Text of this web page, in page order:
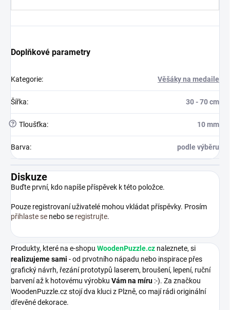
Doplňkové parametry
Kategorie: Věšáky na medaile
Šířka: 30 - 70 cm
? Tloušťka: 10 mm
Barva: podle výběru
Diskuze
Buďte první, kdo napíše příspěvek k této položce.
Pouze registrovaní uživatelé mohou vkládat příspěvky. Prosím
přihlaste se nebo se registrujte.
Produkty, které na e-shopu WoodenPuzzle.cz naleznete, si
realizujeme sami - od prvotního nápadu nebo inspirace přes
grafický návrh, řezání prototypů laserem, broušení, lepení, ruční
barvení až k hotovému výrobku Vám na míru :-). Za značkou
WoodenPuzzle.cz stojí dva kluci z Plzně, co mají rádi originální
dřevěné dekorace.